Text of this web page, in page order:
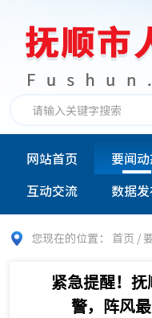
网站首页 要闻
互动交流
数据
您现在的位置： 首页 /
紧急提醒！
警，阵风